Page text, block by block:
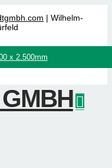
| Wilhelm-
x 2.500mm